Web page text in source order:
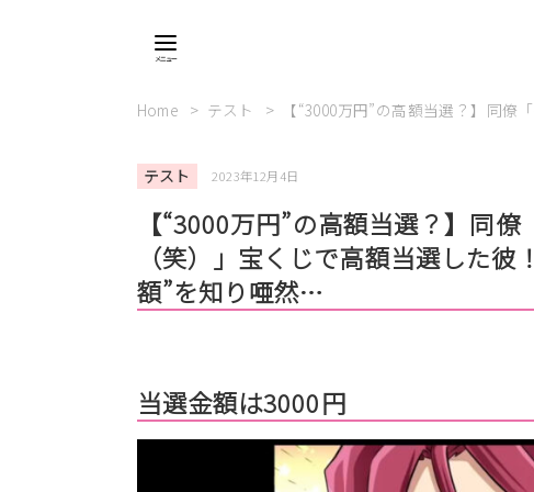
Home テスト 【“3000万円”の高額当選？】同
テスト 2023年12月4日
【“3000万円”の高額当選？】同
（笑）」宝くじで高額当選した
額”を知り唖然…
当選金額は3000円